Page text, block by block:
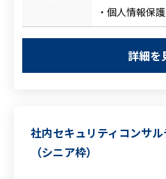
・各部門に対
・個人情報関
・ドキュメン
・個人情報保
経験
・コミュニケ
詳細を
社内セキュリティコンサ
（シニア枠）